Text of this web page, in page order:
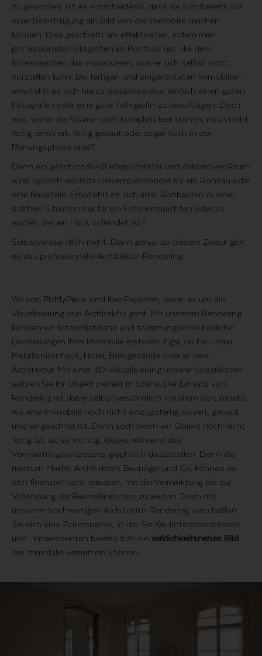
zu gewinnen, ist es entscheidend, dass sie sich bereits vor
einer Besichtigung ein Bild von der Immobilie machen
können. Dies geschieht am effektivsten, indem man
professionelle Fotografien im Portfolio hat, die dem
Interessenten das visualisieren, was er sich selbst nicht
vorstellen kann. Bei fertigen und eingerichteten Immobilien
empfiehlt es sich hierzu beispielsweise, einfach einen guten
Fotografen oder eine gute Fotografin zu beauftragen. Doch
was, wenn die Räume noch komplett leer stehen, noch nicht
fertig renoviert, fertig gebaut oder sogar noch in der
Planungsphase sind?
Denn ein geschmackvoll eingerichteter und dekorativer Raum
wirkt optisch deutlich vielversprechender als ein Rohbau oder
eine Baustelle. Empfiehlt es sich also, Rohbauten in einer
solchen Situation nur für ein Foto einzurichten oder zu
warten, bis ein Haus vollendet ist?
Selbstverständlich nicht. Denn genau zu diesem Zweck gibt
es das professionelle Architektur-Rendering.
Wir von PicMyPlace sind Ihre Experten, wenn es um die
Visualisierung von Architektur geht. Mit unserem Rendering
können wir fotorealistische und stimmungsvolle bildliche
Darstellungen Ihrer Immobilie erstellen. Egal, ob Ein- oder
Mehrfamilienhaus, Hotel, Bürogebäude oder andere
Architektur: Mit einer 3D-Visualisierung unserer Spezialisten
setzen Sie Ihr Objekt perfekt in Szene. Der Einsatz von
Rendering ist dabei selbstverständlich vor allem dort beliebt,
wo eine Immobilie noch nicht einzugsfertig saniert, gebaut
und eingerichtet ist. Denn auch wenn ein Objekt noch nicht
fertig ist, ist es wichtig, dieses während des
Vermarktungsprozesses graphisch darzustellen. Denn die
meisten Makler, Architekten, Bauträger und Co. können es
sich finanziell nicht erlauben, mit der Vermarktung bis zur
Vollendung der Baumaßnahmen zu warten. Doch mit
unserem hochwertigen Architektur-Rendering verschaffen
Sie sich eine Zeitersparnis, in der Sie Kaufinteressentinnen
und -interessenten bereits früh ein wirklichkeitsnahes Bild
der Immobilie vermitteln können.